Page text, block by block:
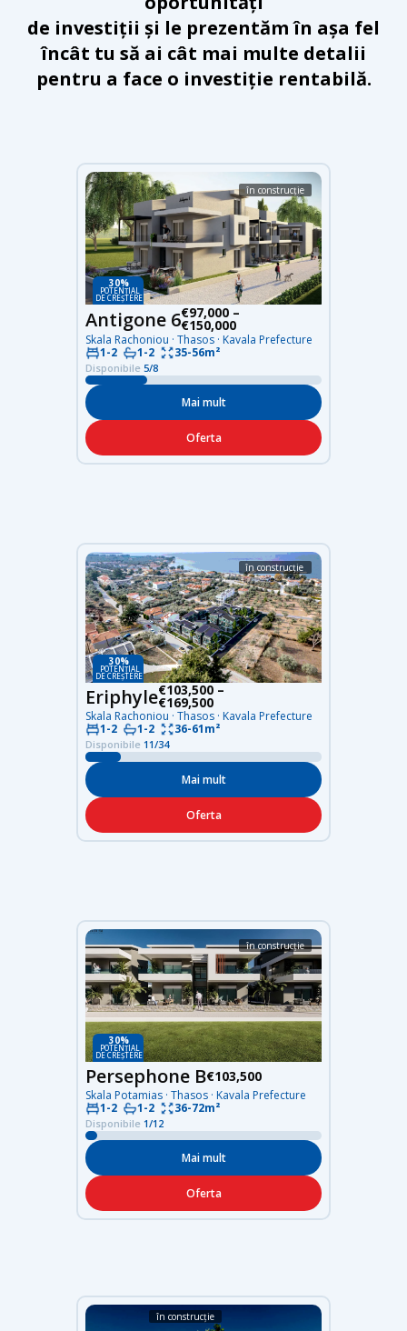
de investiții și le prezentăm în așa fel
încât tu să ai cât mai multe detalii
pentru a face o investiție rentabilă.
30%
DE CREȘTERE
POTENȚIAL
în construcție
Eriphyle€103,500 –
€169,500
Skala Rachoniou · Thasos · Kavala Prefecture
1-2
1-2 36-61m²
Disponibile 11/34
Mai mult
Oferta
30%
DE CREȘTERE
POTENȚIAL
în construcție
Antigone 6€97,000 –
€150,000
Skala Rachoniou · Thasos · Kavala Prefecture
1-2
1-2 35-56m²
Disponibile 5/8
Mai mult
Oferta
în construcție
30%
DE CREȘTERE
POTENȚIAL
în construcție
Persephone B€103,500
Skala Potamias · Thasos · Kavala Prefecture
1-2
1-2 36-72m²
Disponibile 1/12
Mai mult
Oferta